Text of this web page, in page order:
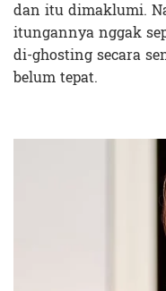
dan itu dimaklumi.
itungannya nggak
di-ghosting secara
belum tepat.